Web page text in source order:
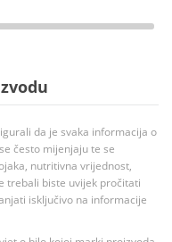
da je svaka informacija o
često mijenjaju te se
nutritivna vrijednost,
trebali biste uvijek pročitati
isključivo na informacije